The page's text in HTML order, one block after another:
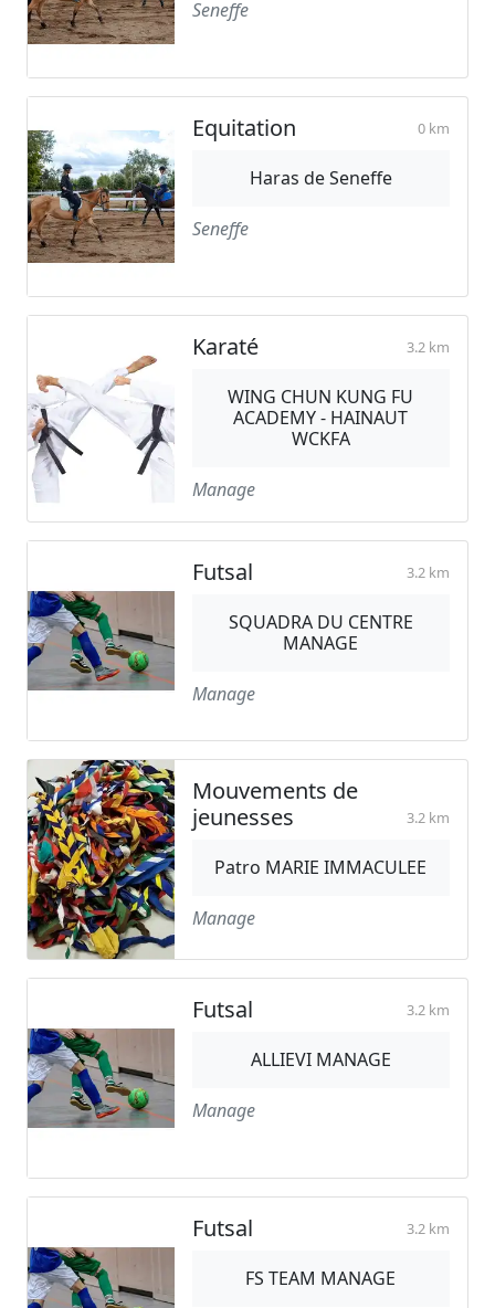
Seneffe
Equitation 0 km
Haras de Seneffe
Seneffe
Karaté 3.2 km
WING CHUN KUNG FU
ACADEMY - HAINAUT
WCKFA
Manage
Futsal 3.2 km
SQUADRA DU CENTRE
MANAGE
Manage
Mouvements de
jeunesses
3.2 km
Patro MARIE IMMACULEE
Manage
Futsal 3.2 km
ALLIEVI MANAGE
Manage
Futsal 3.2 km
FS TEAM MANAGE